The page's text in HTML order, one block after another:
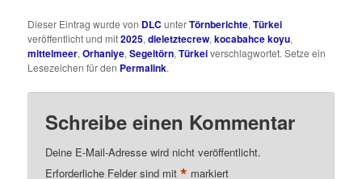
Dieser Eintrag wurde von DLC unterTörnberichte,Türkei
veröffentlicht und mit2025,dieletztecrew,kocabahce koyu,
mittelmeer,Orhaniye,Segeltörn,Türkeiverschlagwortet. Setze ein
Lesezeichen für den Permalink.
Schreibe einen Kommentar
Deine E-Mail-Adresse wird nicht veröffentlicht.
Erforderliche Felder sind mit
markiert